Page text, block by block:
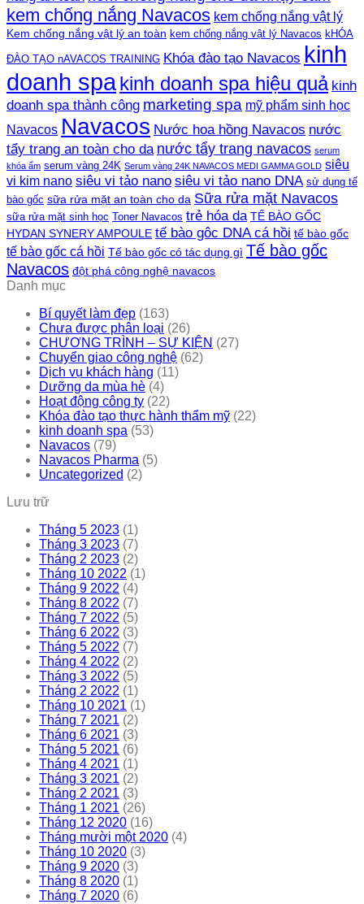
kem chống nắng Navacos kem chống nắng vật lý
Kem chống nắng vật lý an toàn kem chống nắng vật lý Navacos kHÓA
ĐÀO TẠO nAVACOS TRAINING Khóa đào tạo Navacos kinh
doanh spa kinh doanh spa hiệu quả kinh
doanh spa thành công marketing spa mỹ phẩm sinh học
Navacos Navacos Nước hoa hồng Navacos nước
tẩy trang an toàn cho da nước tẩy trang navacos serum
khóa ẩm serum vàng 24K Serum vàng 24K NAVACOS MEDI GAMMA GOLD siêu
vi kim nano siêu vi tảo nano siêu vi tảo nano DNA sử dụng tế
bào gốc sữa rửa mặt an toàn cho da Sữa rửa mặt Navacos
sữa rửa mặt sinh học Toner Navacos trẻ hóa da TẾ BÀO GỐC
HYDAN SYNERY AMPOULE tế bào gôc DNA cá hồi tế bào gốc
tế bào gốc cá hồi Tế bào gốc có tác dụng gì Tế bào gốc
Navacos đột phá công nghệ navacos
Danh mục
Bí quyết làm đẹp (163)
Chưa được phân loại (26)
CHƯƠNG TRÌNH – SỰ KIỆN (27)
Chuyển giao công nghệ (62)
Dịch vụ khách hàng (11)
Dưỡng da mùa hè (4)
Hoạt động công ty (22)
Khóa đào tạo thực hành thẩm mỹ (22)
kinh doanh spa (53)
Navacos (79)
Navacos Pharma (5)
Uncategorized (2)
Lưu trữ
Tháng 5 2023 (1)
Tháng 3 2023 (7)
Tháng 2 2023 (2)
Tháng 10 2022 (1)
Tháng 9 2022 (4)
Tháng 8 2022 (7)
Tháng 7 2022 (5)
Tháng 6 2022 (3)
Tháng 5 2022 (7)
Tháng 4 2022 (2)
Tháng 3 2022 (5)
Tháng 2 2022 (1)
Tháng 10 2021 (1)
Tháng 7 2021 (2)
Tháng 6 2021 (3)
Tháng 5 2021 (6)
Tháng 4 2021 (1)
Tháng 3 2021 (2)
Tháng 2 2021 (3)
Tháng 1 2021 (26)
Tháng 12 2020 (16)
Tháng mười một 2020 (4)
Tháng 10 2020 (3)
Tháng 9 2020 (3)
Tháng 8 2020 (1)
Tháng 7 2020 (6)